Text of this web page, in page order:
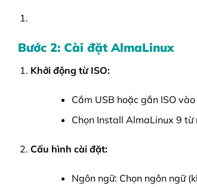
Bước 2: Cài đặt AlmaLinux
Khởi động từ ISO:
Cắm USB hoặc gắn ISO
Chọn Install AlmaLinux 9 từ
Cấu hình cài đặt:
Ngôn ngữ: Chọn ngôn ngữ